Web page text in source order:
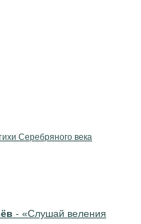
Серебряного века
- «Слушай веления